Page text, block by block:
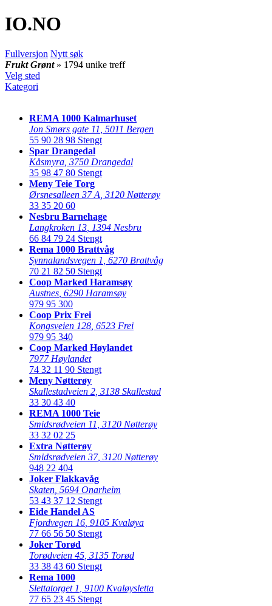
IO.NO
Fullversjon Nytt søk
Frukt Grønt » 1794 unike treff
Velg sted
Kategori
REMA 1000 Kalmarhuset
Jon Smørs gate 11 5011 Bergen
55 90 28 98 Stengt
Spar Drangedal
Kåsmyra 3750 Drangedal
35 98 47 80 Stengt
Meny Teie Torg
Ørsnesalleen 37 A 3120 Nøtterøy
33 35 20 60
Nesbru Barnehage
Langkroken 13 1394 Nesbru
66 84 79 24 Stengt
Rema 1000 Brattvåg
Synnalandsvegen 1 6270 Brattvåg
70 21 82 50 Stengt
Coop Marked Haramsøy
Austnes 6290 Haramsøy
979 95 300
Coop Prix Frei
Kongsveien 128 6523 Frei
979 95 340
Coop Marked Høylandet
7977 Høylandet
74 32 11 90 Stengt
Meny Nøtterøy
Skallestadveien 2 3138 Skallestad
33 30 43 40
REMA 1000 Teie
Smidsrødveien 11 3120 Nøtterøy
33 32 02 25
Extra Nøtterøy
Smidsrødveien 37, 3120 Nøtterøy
948 22 404
Joker Flakkavåg
Skaten 5694 Onarheim
53 43 37 12 Stengt
Eide Handel AS
Fjordvegen 16 9105 Kvaløya
77 66 56 50 Stengt
Joker Torød
Torødveien 45 3135 Torød
33 38 43 60 Stengt
Rema 1000
Slettatorget 1 9100 Kvaløysletta
77 65 23 45 Stengt